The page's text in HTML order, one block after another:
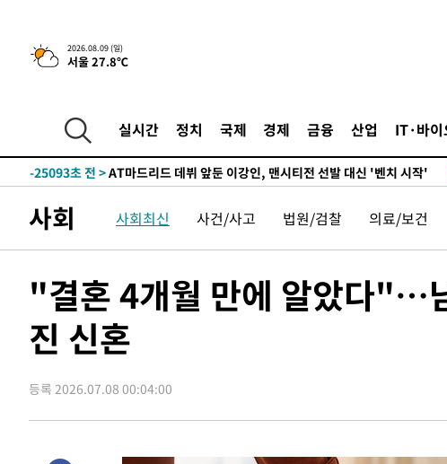
2026.08.09 (일)
서울 27.8℃
실시간 정치 국제 경제 금융 산업 IT·바이
4시간 전 >이군이 불법 군시설 건설한 레바논 남부에서 레바논군 3명 폭발로 부상
-32155초 전 > 네타냐후, 트럼프의 가자 평화 2차 15개조 평화안 '거부'
-27747초 전 >
태풍 돌핀, 중 저장성 타이저우시 해안에 상륙 (1보)
-25093초 전 >
-23723초 전 >[속보]與 강원·TK 당원투표 합산 김민석 48.54%로 승리…정청래
44.53%
-22897초 전 >
[속보]與전대 권리당원투표…강원·경북 김민석, 대구 정청래 승리
-22704초 전 >[속보]與 당대표 경선, 경북 권리당원 투표 김민석 47.37%·정청
46.35%
-22403초 전 >[속보]與 당대표 경선, 강원 권리당원 투표 김민석 승리…50.30%
득표
-20321초 전 >"일본축구협회, 대한축구협회 성 접대 의혹 심판 조사"
-12963초 전 >[속보]장은수, KLPGA 제주삼다수 역전 우승…데뷔 10년 차에 첫
-8255초 전 > 손흥민, 68분 뛰고 2경기 침묵…LAFC, 톨루카에 1-0 승리(종합)
-7527초 전 >'2경기 연속 침묵' 손흥민, 톨루카전 68분만 뛰고 슈팅 0개
사회 사회최신 사건/사고 법원/검찰 의료/보건
"결혼 4개월 만에 알았다"…
진 신혼
등록 2026.07.08 00:04:00